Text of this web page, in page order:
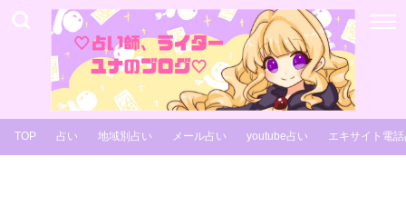
TOP 占い 地域別占い メール占い youtube占い エキサイト電